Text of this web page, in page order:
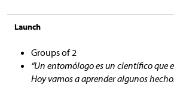
Launch
Groups of 2
“Un entomólogo es un científico que
Hoy vamos a aprender algunos